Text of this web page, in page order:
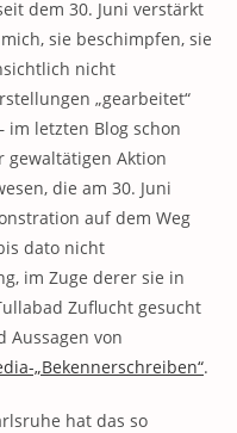
dem 30. Juni verstärkt
sie beschimpfen, sie
nicht
„gearbeitet“
im letzten Blog schon
gewaltätigen Aktion
die am 30. Juni
auf dem Weg
dato nicht
im Zuge derer sie in
Zuflucht gesucht
Aussagen von
„Bekennerschreiben“.
hat das so